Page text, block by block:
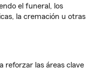
el funeral, los
la cremación u otras
reforzar las áreas clave